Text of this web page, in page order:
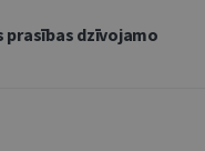
prasības dzīvojamo